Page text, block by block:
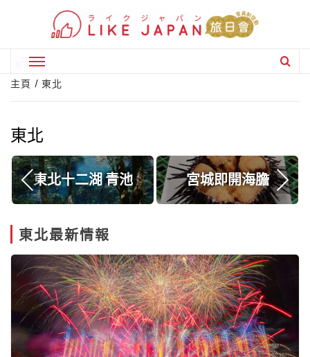
Primary
Menu
主頁 東北
東北
東北十二湖 青池 宮城即開海膽
東北最新情報